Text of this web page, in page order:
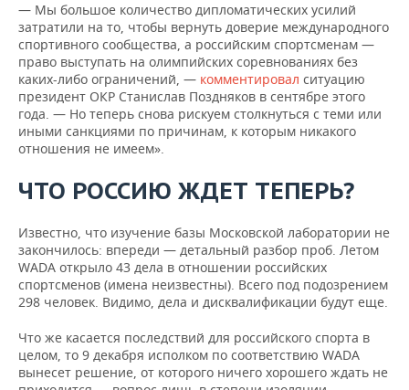
— Мы большое количество дипломатических усилий
затратили на то, чтобы вернуть доверие международного
спортивного сообщества, а российским спортсменам —
право выступать на олимпийских соревнованиях без
каких-либо ограничений, — комментировал ситуацию
президент ОКР Станислав Поздняков в сентябре этого
года. — Но теперь снова рискуем столкнуться с теми или
иными санкциями по причинам, к которым никакого
отношения не имеем».
ЧТО РОССИЮ ЖДЕТ ТЕПЕРЬ?
Известно, что изучение базы Московской лаборатории не
закончилось: впереди — детальный разбор проб. Летом
WADA открыло 43 дела в отношении российских
спортсменов (имена неизвестны). Всего под подозрением
298 человек. Видимо, дела и дисквалификации будут еще.
Что же касается последствий для российского спорта в
целом, то 9 декабря исполком по соответствию WADA
вынесет решение, от которого ничего хорошего ждать не